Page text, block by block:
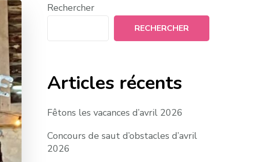
Rechercher
RECHERCHER
Articles récents
Fêtons les vacances d’avril 2026
Concours de saut d’obstacles d’avril
2026